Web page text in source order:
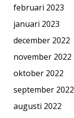
februari 2023
januari 2023
december 2022
november 2022
oktober 2022
september 2022
augusti 2022